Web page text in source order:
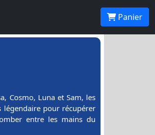
Panier
Cosmo, Luna et Sam, les
pour récupérer
entre les mains du